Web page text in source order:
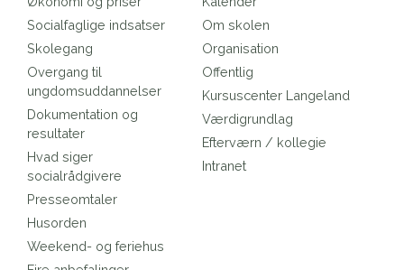
Socialfaglige indsatser
Skolegang
Overgang til
ungdomsuddannelser
Dokumentation og
resultater
Hvad siger
socialrådgivere
Presseomtaler
Husorden
Weekend- og feriehus
Om skolen
Organisation
Offentlig
Kursuscenter Langeland
Værdigrundlag
Efterværn / kollegie
Intranet